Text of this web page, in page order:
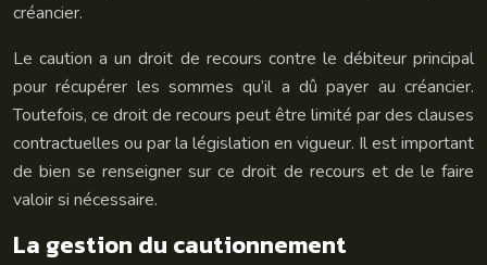
créancier.
Le caution a un droit de recours contre le débiteur principal
pour récupérer les sommes qu’il a dû payer au créancier.
Toutefois, ce droit de recours peut être limité par des clauses
contractuelles ou par la législation en vigueur. Il est important
de bien se renseigner sur ce droit de recours et de le faire
valoir si nécessaire.
La gestion du cautionnement